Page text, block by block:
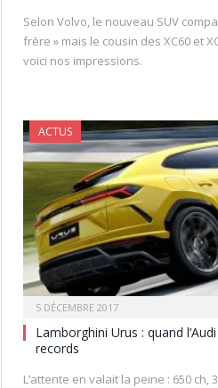
Selon Volvo, le nouveau SUV
frère » mais le cousin des XC60 et
voici nos impressions.
ACTUS
5 DÉCEMBRE 2017
Lamborghini Urus : quand
records
L’attente en valait la peine : 650 ch,